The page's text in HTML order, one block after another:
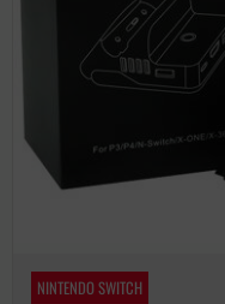
NINTENDO SWITCH